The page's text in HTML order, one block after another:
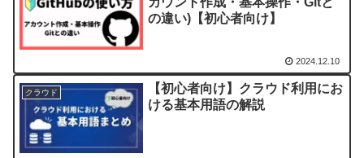
の違い)【初心者向け】
2024.12.10
クラウド
【初心者向け】クラウド利用にお
ける基本用語の解説